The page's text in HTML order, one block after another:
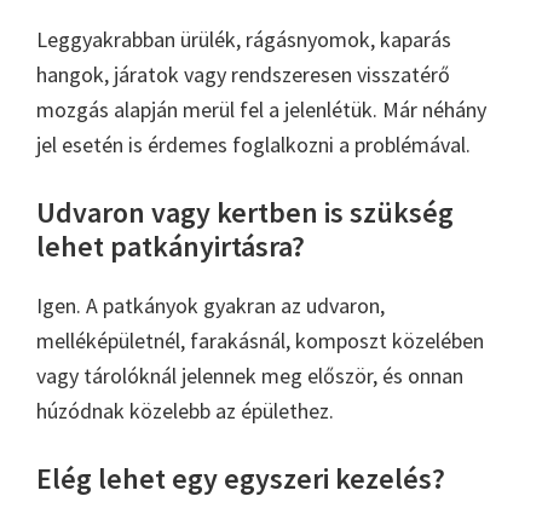
Leggyakrabban ürülék, rágásnyomok, kaparás
hangok, járatok vagy rendszeresen visszatérő
mozgás alapján merül fel a jelenlétük. Már néhány
jel esetén is érdemes foglalkozni a problémával.
Udvaron vagy kertben is szükség
lehet patkányirtásra?
Igen. A patkányok gyakran az udvaron,
melléképületnél, farakásnál, komposzt közelében
vagy tárolóknál jelennek meg először, és onnan
húzódnak közelebb az épülethez.
Elég lehet egy egyszeri kezelés?